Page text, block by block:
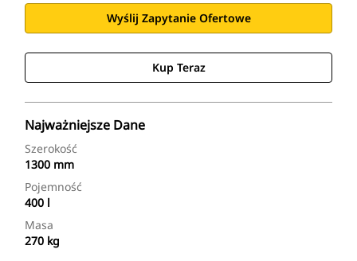
Wyślij Zapytanie Ofertowe
Kup Teraz
Najważniejsze Dane
Szerokość
1300 mm
Pojemność
400 l
Masa
270 kg